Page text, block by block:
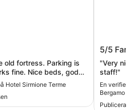
old fortress. Parking is
fine. Nice beds, god
of the old town with
Hotel Sirmione Terme
Airport
5/5
"Very
staff!"
En
Bergamo